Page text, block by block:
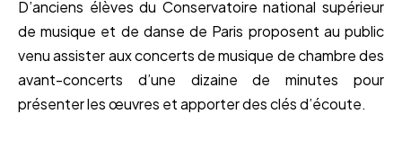
D’anciens élèves du Conservatoire national supérieur
de musique et de danse de Paris proposent au public
venu assister aux concerts de musique de chambre des
avant-concerts d’une dizaine de minutes pour
présenter les œuvres et apporter des clés d’écoute.